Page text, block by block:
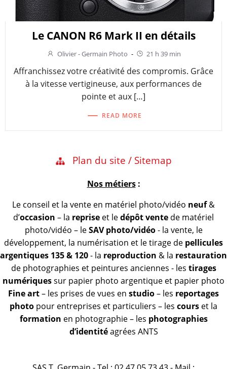
Le CANON R6 Mark II en détails
Olivier - Germain Photo - 21 h 39 min
Affranchissez votre créativité des compromis. Grâce
à la vitesse vertigineuse, aux performances de
pointe et aux […]
READ MORE
Plan du site / Sitemap
Nos métiers:
Le conseil et la vente en matériel photo/vidéo neuf&
d’occasion – la reprise et ledépôt vente de matériel
photo/vidéo – leSAV photo/vidéo- la vente, le
développement, la numérisation et le tirage de pellicules
argentiques 135 & 120- la reproduction & la restauration
de photographies et peintures anciennes - les tirages
numériquessur papier photo argentique et papier photo
Fine art– les prises de vues en studio– les reportages
photo pour entreprises et particuliers – les cours et la
formation en photographie – les photographies
d’identitéagrées ANTS